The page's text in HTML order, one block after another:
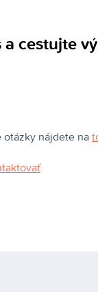
cestujte
otázky nájdete na